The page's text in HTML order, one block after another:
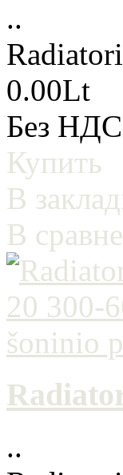
..
0.00Lt
Без
Купить
В
В
..